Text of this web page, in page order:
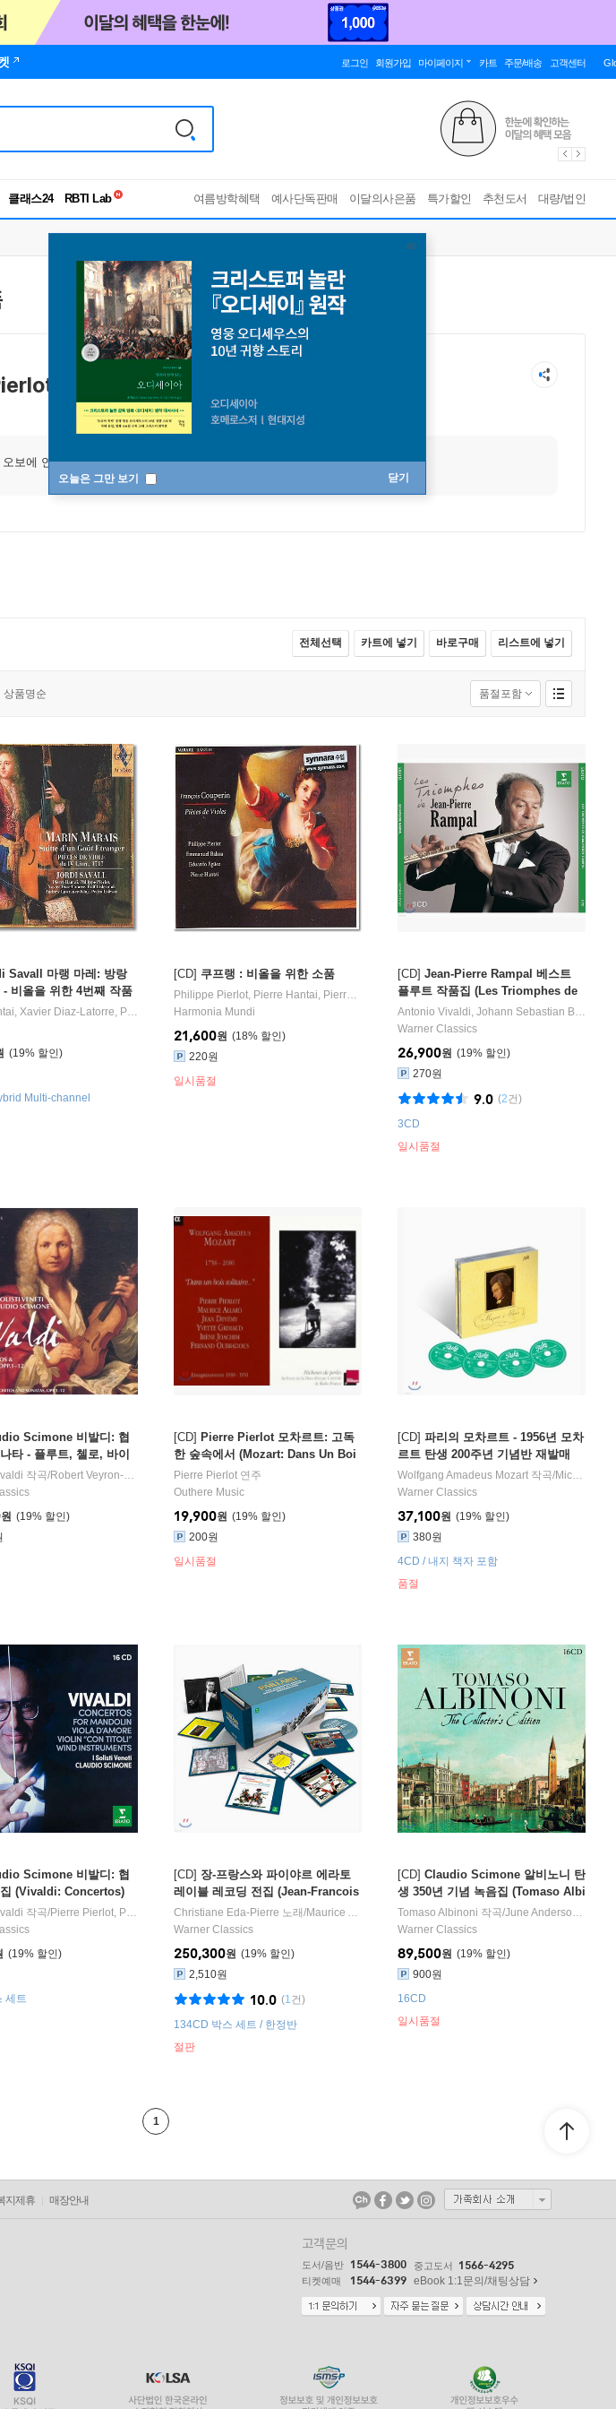
로그인 회원가입 마이페이지 카트 주문/배송 고객센터
클래스24
RBTI Lab
독서유형검사
여름방학혜택 예사단독판매 이달의사은품 특가할인 추천도서 대량/법인
오늘은 그만 보기 닫기
피에르 피에를로 (오보에)
오보에 연주자
전체선택 카트에 넣기 바로구매 리스트에 넣기
상품명순
,Johann Christian Bach, Wilhelm Friedrich Ernst Bach
Savall 마랭 마레: 방랑
- 비올을 위한 4번째 작품
Tartare (Suite in
, Xavier Diaz-Latorre, Philippe Pierlot ,Andrew Lawrence-King
연주 외 1명
19%
Multi-channel
[CD] 쿠프랭 : 비올을 위한 소품
Philippe Pierlot, Pierre Hantai, Pierre Pierlot
연주
Harmonia Mundi
18%
21,600원
220원
일시품절
[CD] Jean-Pierre Rampal 베스트
플루트 작품집 (Les Triomphes de
Jean-Pierre Rampal)
Antonio Vivaldi, Johann Sebastian Bach
Warner Classics
19%
26,900원
270원
(2건)
9.0
일시품절
3CD
연주/ Willi Boskovsky
지휘 외 4명
Scimone 비발디: 협
타 - 플루트, 첼로, 바이
에 (Vivaldi: Concertos,
1-12)
작곡/Robert Veyron-Lacroix Edoardo Farina ,Pierre Pierlot Jean-Pierre Rampal 연주 외 5명
19%
원
[CD] Pierre Pierlot 모차르트: 고독
한 숲속에서 (Mozart: Dans Un Boi
s Solitaire)
Pierre Pierlot 연주
Outhere Music
19%
19,900원
200원
일시품절
[CD] 파리의 모차르트 - 1956년 모차
르트 탄생 200주년 기념반 재발매
(Mozart a Paris)
Wolfgang Amadeus Mozart 작곡/Michel Roux
Warner Classics
19%
37,100원
380원
품절
4CD / 내지 책자 포함
Andre,Pierre Pierlot,Jacques Chambon연주 외 2명
Scimone 비발디: 협
(Vivaldi: Concertos)
작곡/Pierre Pierlot, Paul Tortelier ,Jean-Pierre Rampal,Ugo Orlandi연주 외 5명
19%
세트
[CD] 장-프랑스와 파이야르 에라토
레이블 레코딩 전집 (Jean-Francois
Paillard - The Complete Erato Orc
hestral and Concerto Recordings)
Christiane Eda-Pierre 노래/Maurice Andre Huguette Fernandez,Germaine Raymond
Warner Classics
19%
250,300원
2,510원
(1건)
10.0
절판
134CD 박스 세트 / 한정반
[CD] Claudio Scimone 알비노니 탄
생 350년 기념 녹음집 (Tomaso Albi
noni: The Collector's Edition)
Tomaso Albinoni 작곡/June Anderson ,
Warner Classics
19%
89,500원
900원
일시품절
16CD
1
지제휴 매장안내
고객문의
도서/음반 1544-3800 중고도서 1566-4295
티켓예매 1544-6399 eBook 1:1문의/채팅상담